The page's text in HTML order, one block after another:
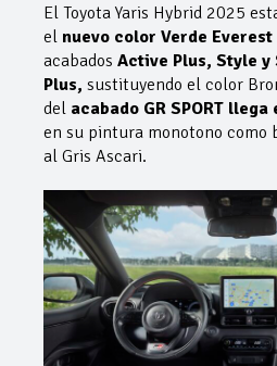
El Toyota Yaris Hybrid 2025
el nuevo color Verde Everest
acabados Active Plus, Style y
Plus, sustituyendo el color
del acabado GR SPORT
en su pintura monotono como
al Gris Ascari.